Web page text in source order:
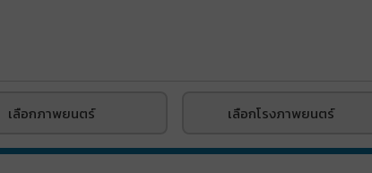
เลือกภาพยนตร์ เลือกโรงภาพยนตร์